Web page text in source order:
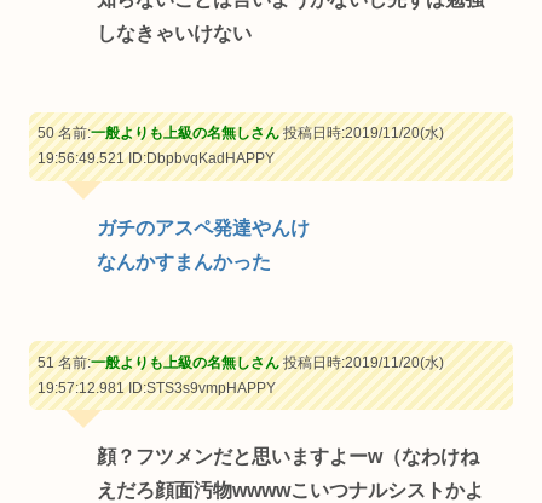
しなきゃいけない
50 名前:一般よりも上級の名無しさん投稿日時:2019/11/20(水)
19:56:49.521ID:DbpbvqKadHAPPY
ガチのアスペ発達やんけ
なんかすまんかった
51 名前:一般よりも上級の名無しさん投稿日時:2019/11/20(水)
19:57:12.981ID:STS3s9vmpHAPPY
顔？フツメンだと思いますよーw（なわけね
えだろ顔面汚物wwwwこいつナルシストかよ